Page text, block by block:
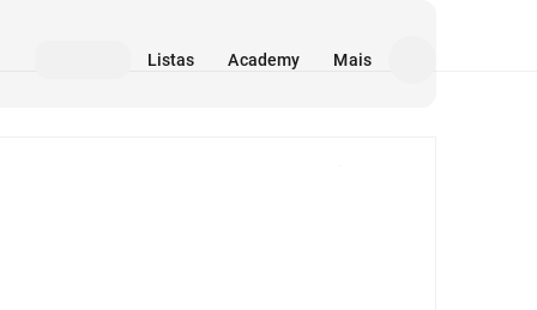
Listas Academy Mais